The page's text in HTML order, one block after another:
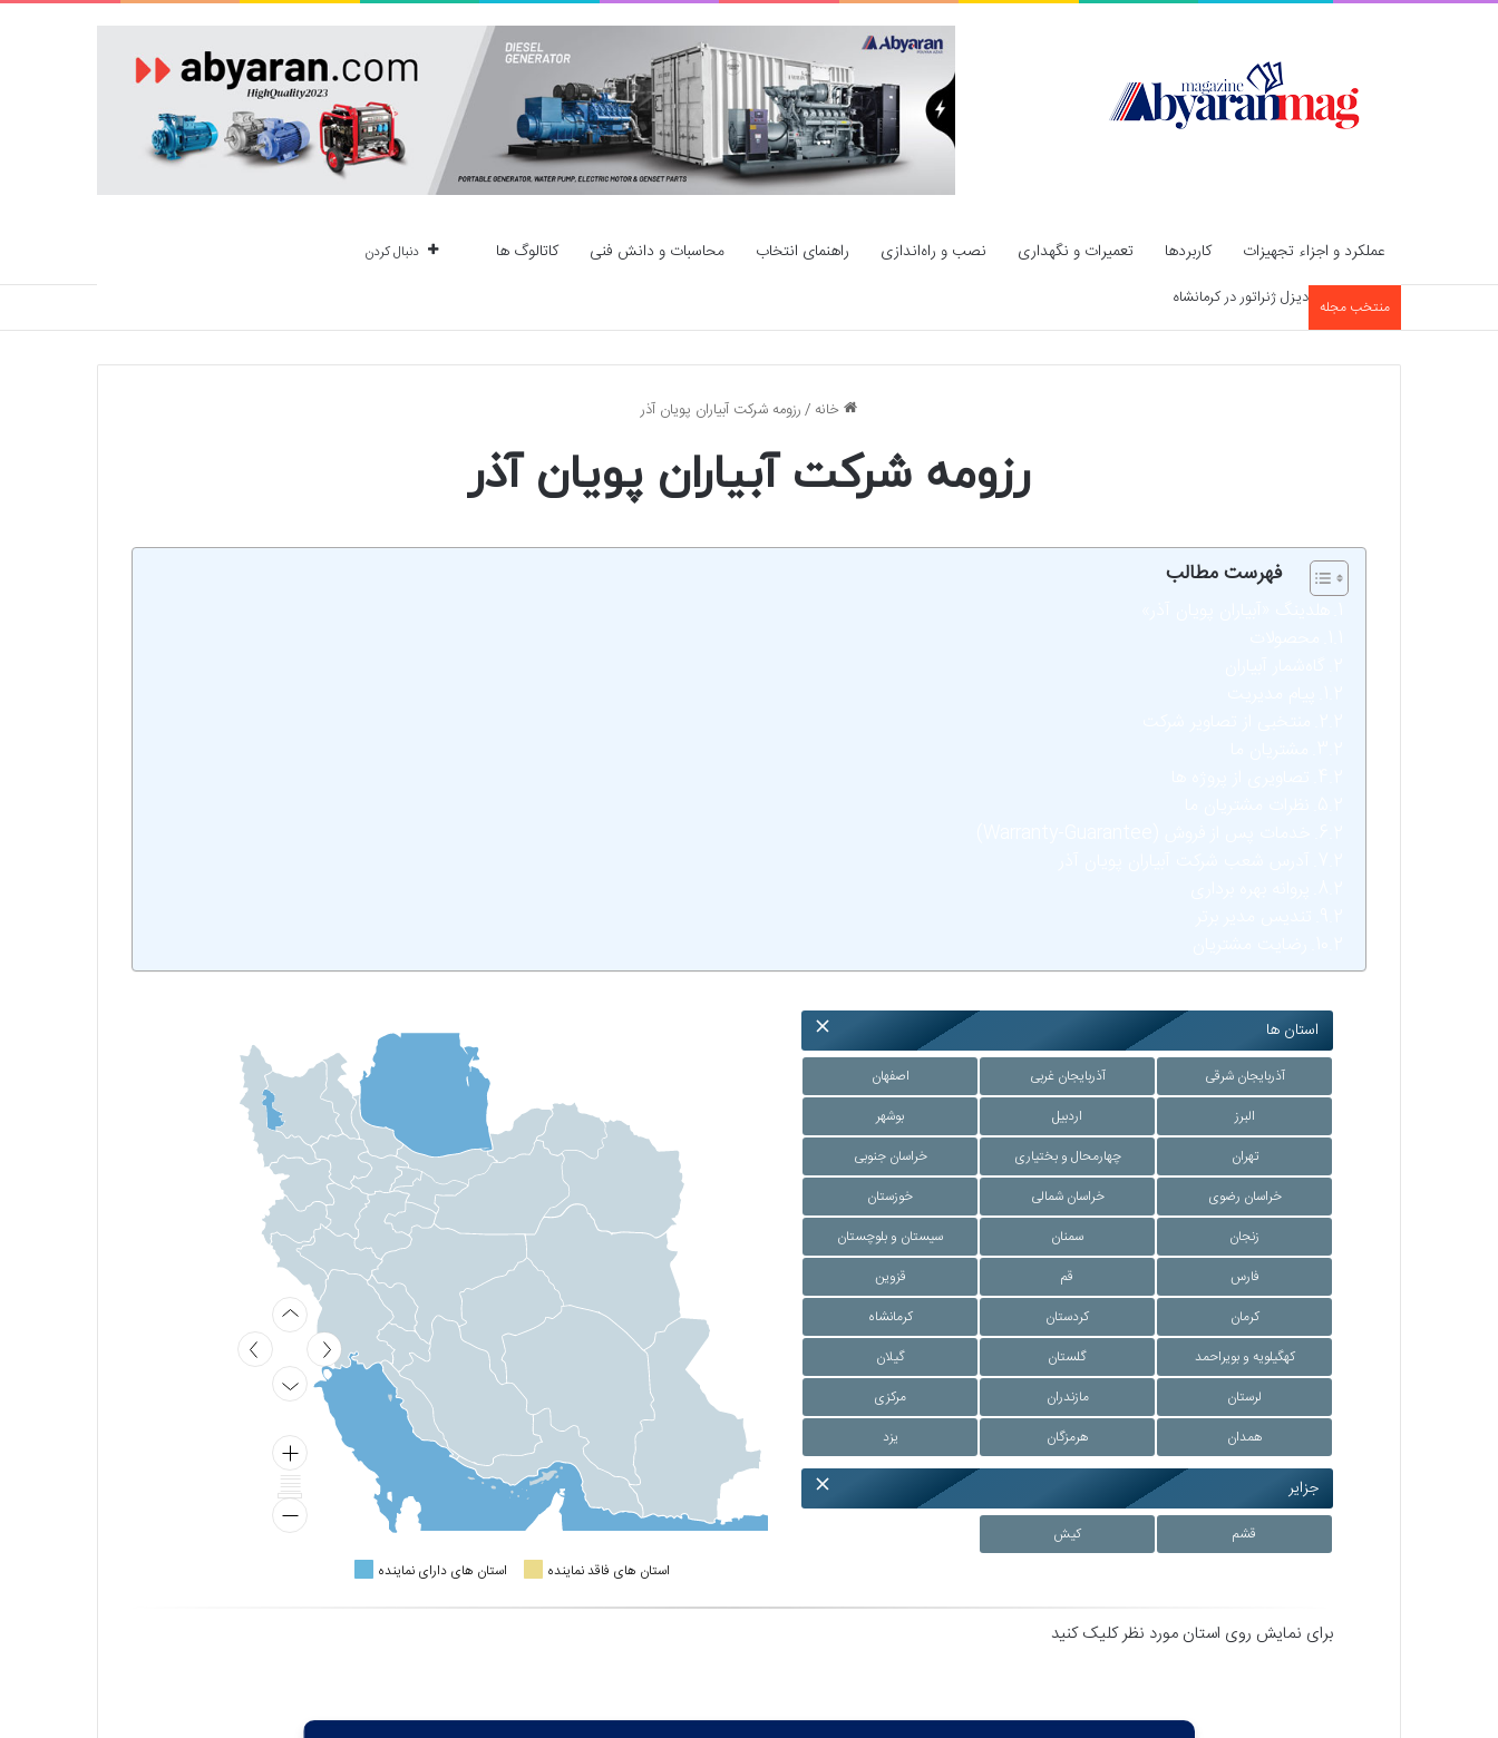
عملکرد و اجزاء تجهیزات کاربردها تعمیرات و نگهداری نصب و راه‌اندازی راهنمای انتخاب محاسبات و دانش فنی کاتالوگ ها دنبال کردن
منتخب مجله دیزل ژنراتور در کرمانشاه
خانه /رزومه شرکت آبیاران پویان آذر
رزومه شرکت آبیاران پویان آذر
فهرست مطالب
استان ها
آذربایجان شرقی آذربایجان غربی
اصفهان
البرز
اردبیل
بوشهر
تهران
چهارمحال و بختیاری
خراسان جنوبی
خراسان رضوی
خراسان شمالی
خوزستان
زنجان
سمنان
سیستان و بلوچستان
فارس
قم
قزوین
کرمان
کردستان
کرمانشاه
کهگیلویه و بویراحمد
گلستان
گیلان
لرستان
مازندران
مرکزی
همدان
هرمزگان یزد
جزایر
قشم
کیش
استان های دارای نماینده
استان های فاقد نماینده
برای نمایش روی استان مورد نظر کلیک کنید